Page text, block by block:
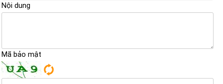
Nội dung
Mã bảo mật